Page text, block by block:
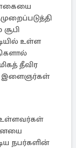
உள்ள
தீவிர
இளைஞர்கள்
உள்ளவர்கள்
நபர்களின்